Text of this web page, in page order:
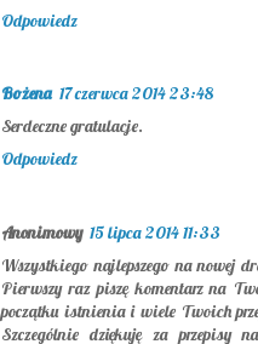
Odpowiedz
Bożena 17 czerwca 2014 23:48
Serdeczne gratulacje.
Odpowiedz
Anonimowy 15 lipca 2014 11:33
Wszystkiego najlepszego na nowej
Pierwszy raz piszę komentarz na
początku istnienia i wiele Twoich
Szczególnie dziękuję za przepisy